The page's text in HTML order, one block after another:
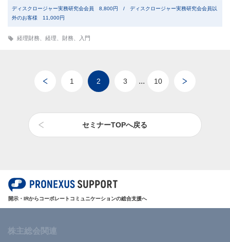
ディスクロージャー実務研究会会員 8,800円 / ディスクロージャー実務研究会会員以
外のお客様 11,000円
経理財務 経理 財務 入門
1 2 3 ... 10
セミナーTOPへ戻る
開示・IRからコーポレートコミュニケーションの総合支援へ
株主総会関連